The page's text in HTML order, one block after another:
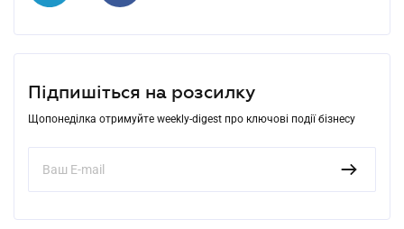
Підпишіться на розсилку
Щопонеділка отримуйте weekly-digest про ключові події бізнесу